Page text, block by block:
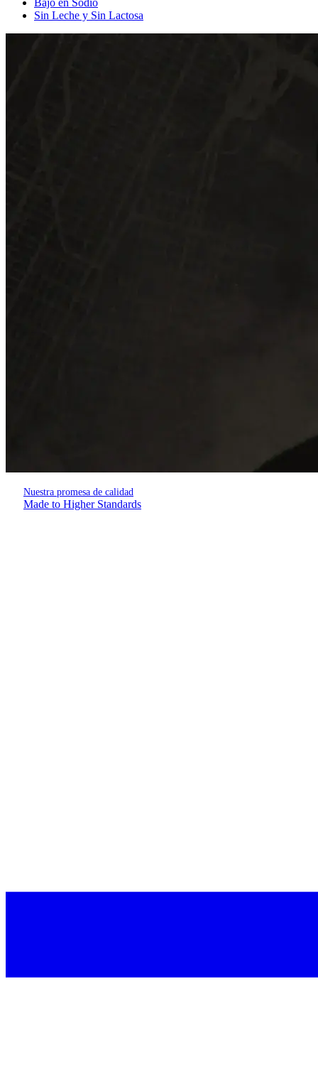
Sin Leche y Sin Lactosa
Nuestra promesa de calidad
Made to Higher Standards